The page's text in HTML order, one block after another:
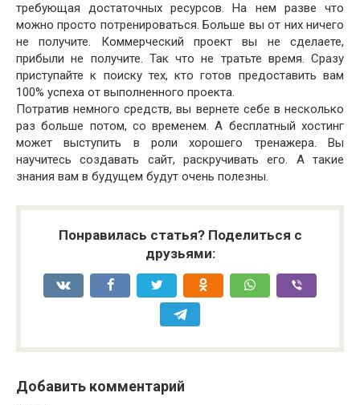
требующая достаточных ресурсов. На нем разве что
можно просто потренироваться. Больше вы от них ничего
не получите. Коммерческий проект вы не сделаете,
прибыли не получите. Так что не тратьте время. Сразу
приступайте к поиску тех, кто готов предоставить вам
100% успеха от выполненного проекта.
Потратив немного средств, вы вернете себе в несколько
раз больше потом, со временем. А бесплатный хостинг
может выступить в роли хорошего тренажера. Вы
научитесь создавать сайт, раскручивать его. А такие
знания вам в будущем будут очень полезны.
Понравилась статья? Поделиться с
друзьями:
Добавить комментарий